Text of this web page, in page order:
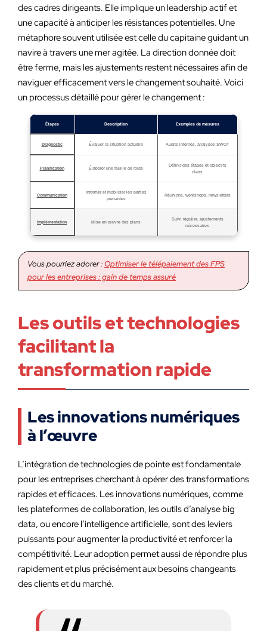
des cadres dirigeants. Elle implique un leadership actif et
une capacité à anticiper les résistances potentielles. Une
métaphore souvent utilisée est celle du capitaine guidant un
navire à travers une mer agitée. La direction donnée doit
être ferme, mais les ajustements restent nécessaires afin de
naviguer efficacement vers le changement souhaité. Voici
un processus détaillé pour gérer le changement :
Étapes Description Exemples de mesures
Diagnostic Évaluer la situation actuelle Audits internes, analyses SWOT
Planification Élaborer une feuille de route
Définir des étapes et objectifs
clairs
Communication
Informer et mobiliser les parties
prenantes
Réunions, workshops, newsletters
Implémentation Mise en œuvre des plans
Suivi régulier, ajustements
nécessaires
Vous pourriez adorer :Optimiser le télépaiement des FPS
pour les entreprises : gain de temps assuré
Les outils et technologies
facilitant la
transformation rapide
Les innovations numériques
à l’œuvre
L’intégration de technologies de pointe est fondamentale
pour les entreprises cherchant à opérer des transformations
rapides et efficaces. Les innovations numériques, comme
les plateformes de collaboration, les outils d’analyse big
data, ou encore l’intelligence artificielle, sont des leviers
puissants pour augmenter la productivité et renforcer la
compétitivité. Leur adoption permet aussi de répondre plus
rapidement et plus précisément aux besoins changeants
des clients et du marché.